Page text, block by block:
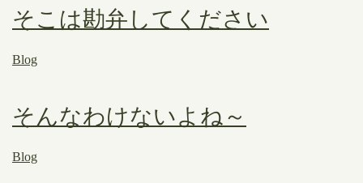
そこは勘弁してください
Blog
そんなわけないよね～
Blog